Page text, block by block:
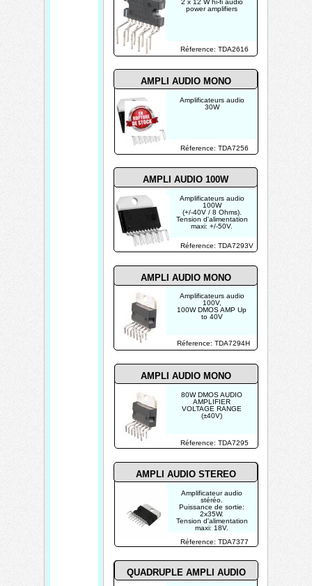
Amplificateurs audio
30W
Amplificateurs audio
100V,
100W DMOS AMP Up
to 40V
power amplifiers
Amplificateurs audio
100W
(+/-40V / 8 Ohms).
Tension d'alimentation
maxi: +/-50V.
80W DMOS AUDIO
AMPLIFIER
VOLTAGE RANGE
(±40V)
Amplificateur audio
stéréo.
Puissance de sortie:
2x35W.
Tension d'alimentation
maxi: 18V.
Réference: TDA2616
Réference: TDA7256
Réference: TDA7293V
Réference: TDA7294H
Réference: TDA7377
Réference: TDA7295
AMPLI AUDIO MONO
AMPLI AUDIO 100W
QUADRUPLE AMPLI AUDIO
AMPLI AUDIO MONO
AMPLI AUDIO MONO
AMPLI AUDIO STEREO